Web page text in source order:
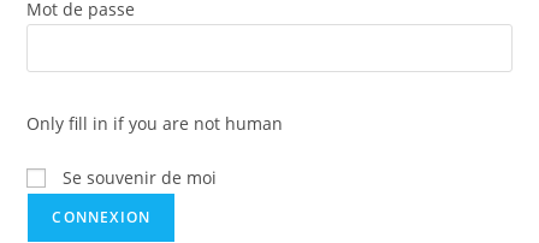
Mot de passe
Only fill in if you are not human
Se souvenir de moi